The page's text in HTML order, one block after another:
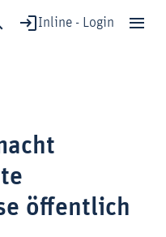
Inline - Login
öffentlich